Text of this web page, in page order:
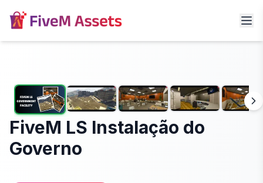
FiveM LS Instalação do
Governo